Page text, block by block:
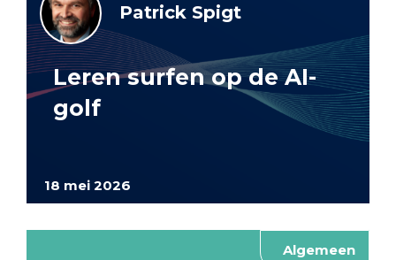
18 mei 2026
Patrick Spigt
Leren surfen op de AI-
golf
Algemeen